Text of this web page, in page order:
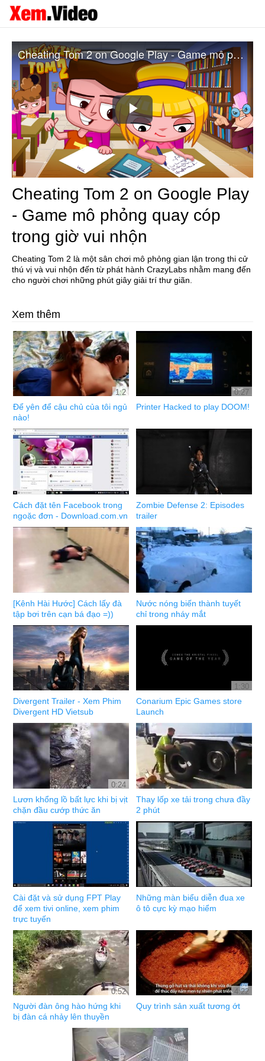
Play
Video
Cheating Tom 2 on Google Play - Game mô phỏng quay cóp trong giờ vui nhộn
Cheating Tom 2 on Google Play
- Game mô phỏng quay cóp
trong giờ vui nhộn
Cheating Tom 2 là một sân chơi mô phỏng gian lận trong thi cử
thú vị và vui nhộn đến từ phát hành CrazyLabs nhằm mang đến
cho người chơi những phút giây giải trí thư giãn.
Xem thêm
1:2
Để yên để cậu chủ của tôi ngủ
nào!
0:27
Printer Hacked to play DOOM!
Cách đặt tên Facebook trong
ngoặc đơn - Download.com.vn
Zombie Defense 2: Episodes
trailer
[Kênh Hài Hước] Cách lấy đà
tập bơi trên cạn bá đạo =))
Nước nóng biến thành tuyết
chỉ trong nháy mắt
Divergent Trailer - Xem Phim
Divergent HD Vietsub
1:30
Conarium Epic Games store
Launch
0:24
Lươn khổng lồ bất lực khi bị vịt
chặn đầu cướp thức ăn
Thay lốp xe tải trong chưa đầy
2 phút
Cài đặt và sử dụng FPT Play
để xem tivi online, xem phim
trực tuyến
Những màn biểu diễn đua xe
ô tô cực kỳ mạo hiểm
0:52
Người đàn ông hào hứng khi
bị đàn cá nhảy lên thuyền
4:22
Quy trình sản xuất tương ớt